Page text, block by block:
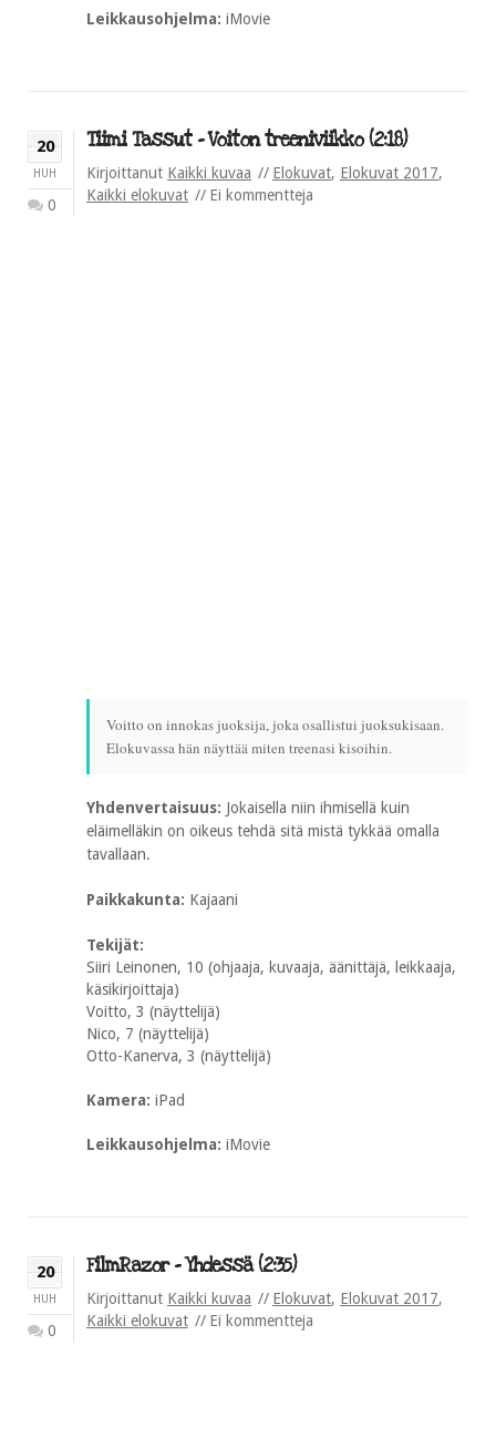
Leikkausohjelma: iMovie
20
HUH
0
Tiimi Tassut – Voiton treeniviikko (2:18)
Kirjoittanut Kaikki kuvaa Elokuvat, Elokuvat 2017,
Kaikki elokuvat
Ei kommentteja
Voitto on innokas juoksija, joka osallistui juoksukisaan.
Elokuvassa hän näyttää miten treenasi kisoihin.
Yhdenvertaisuus: Jokaisella niin ihmisellä kuin
eläimelläkin on oikeus tehdä sitä mistä tykkää omalla
tavallaan.
Paikkakunta: Kajaani
Tekijät:
Siiri Leinonen, 10 (ohjaaja, kuvaaja, äänittäjä, leikkaaja,
käsikirjoittaja)
Voitto, 3 (näyttelijä)
Nico, 7 (näyttelijä)
Otto-Kanerva, 3 (näyttelijä)
Kamera: iPad
Leikkausohjelma: iMovie
20
HUH
0
FilmRazor – Yhdessä (2:35)
Kirjoittanut Kaikki kuvaa Elokuvat, Elokuvat 2017,
Kaikki elokuvat
Ei kommentteja